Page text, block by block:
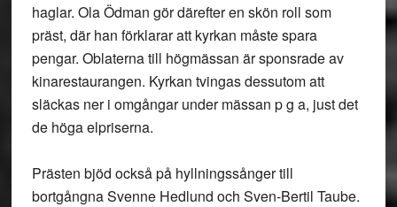
haglar. Ola Ödman gör därefter en skön roll som
präst, där han förklarar att kyrkan måste spara
pengar. Oblaterna till högmässan är sponsrade av
kinarestaurangen. Kyrkan tvingas dessutom att
släckas ner i omgångar under mässan p g a, just det
de höga elpriserna.
Prästen bjöd också på hyllningssånger till
bortgångna Svenne Hedlund och Sven-Bertil Taube.